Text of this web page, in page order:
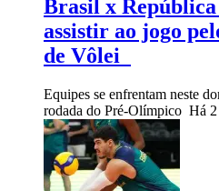
Brasil x República
assistir ao jogo
de Vôlei
Equipes se enfrentam neste
rodada do Pré-Olímpico Há 2